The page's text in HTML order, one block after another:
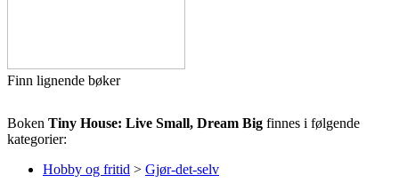
Finn lignende bøker
Boken Tiny House: Live Small, Dream Big finnes i følgende
kategorier:
Hobby og fritid > Gjør-det-selv